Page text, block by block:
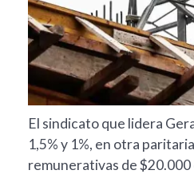
El sindicato que lidera
1,5% y 1%, en otra
remunerativas de